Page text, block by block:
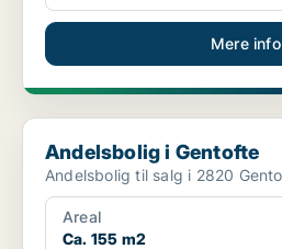
Mere info
Andelsbolig i Gentofte
Andelsbolig i Gentofte
Areal
Ca. 155 m2